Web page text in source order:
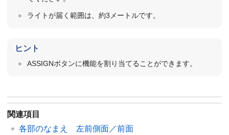
ライトが届く範囲は、約3メートルです。
ヒント
ASSIGNボタンに機能を割り当てることができます。
関連項目
各部のなまえ 左前側面／前面